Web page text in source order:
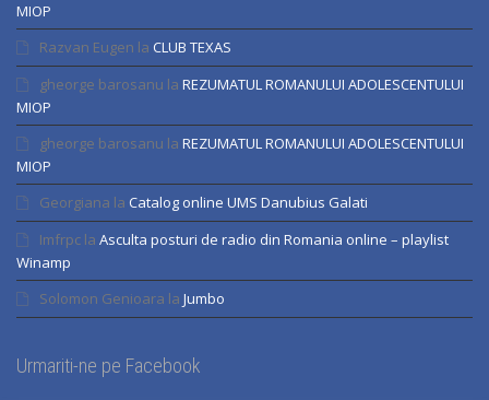
MIOP
Razvan Eugen la CLUB TEXAS
gheorge barosanu la REZUMATUL ROMANULUI ADOLESCENTULUI
MIOP
gheorge barosanu la REZUMATUL ROMANULUI ADOLESCENTULUI
MIOP
Georgiana la Catalog online UMS Danubius Galati
Imfrpc la Asculta posturi de radio din Romania online – playlist
Winamp
Solomon Genioara la Jumbo
Urmariti-ne pe Facebook